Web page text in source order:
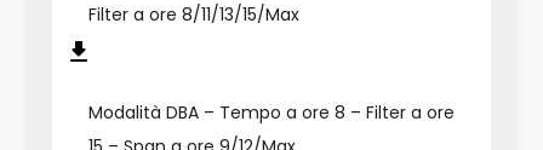
Filter a ore 8/11/13/15/Max
Modalità DBA – Tempo a ore 8 – Filter a ore